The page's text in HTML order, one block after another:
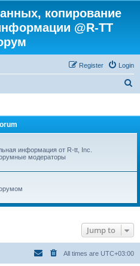
копирование
@R-TT
Login
Register
информация от R-tt, Inc.
модераторы
Jump to
All times are UTC+03:00